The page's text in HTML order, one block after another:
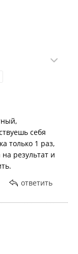
себя
только 1 раз,
результат и
ответить